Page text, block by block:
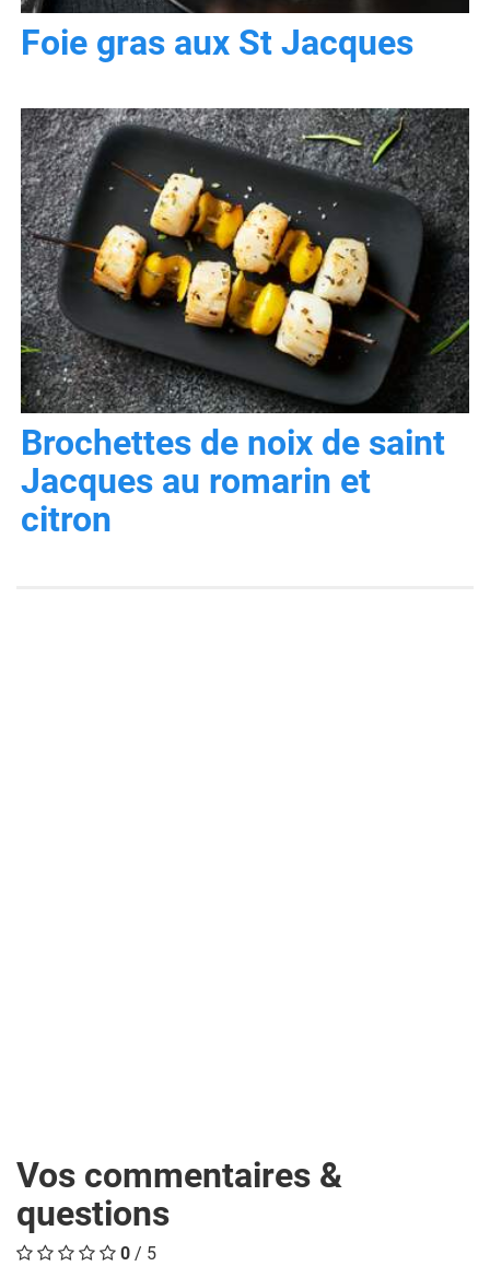
Foie gras aux St Jacques
Brochettes de noix de saint
Jacques au romarin et
citron
Vos commentaires &
questions
0 / 5